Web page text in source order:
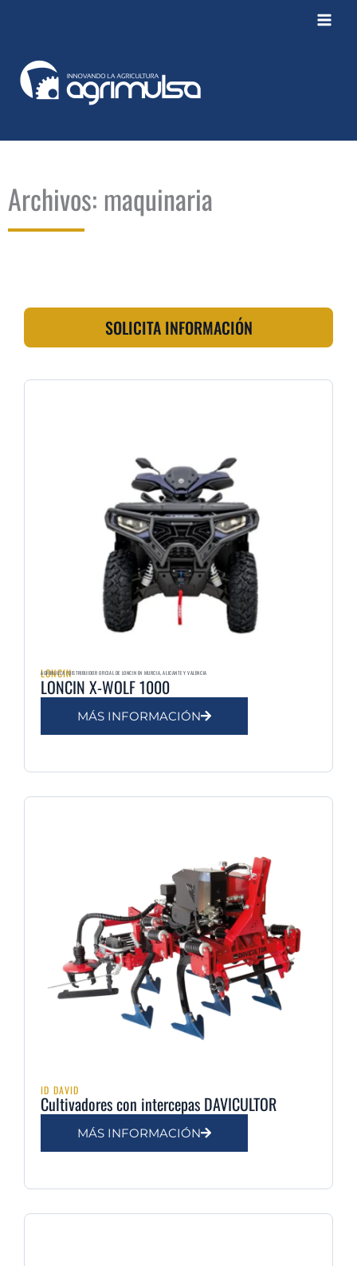
Archivos: maquinaria
SOLICITA INFORMACIÓN
LONCIN
AGRIMULSA | DISTRIBUIDOR OFICIAL DE LONCIN EN MURCIA, ALICANTE Y VALENCIA
LONCIN X-WOLF 1000
MÁS INFORMACIÓN
ID DAVID
Cultivadores con intercepas DAVICULTOR
MÁS INFORMACIÓN